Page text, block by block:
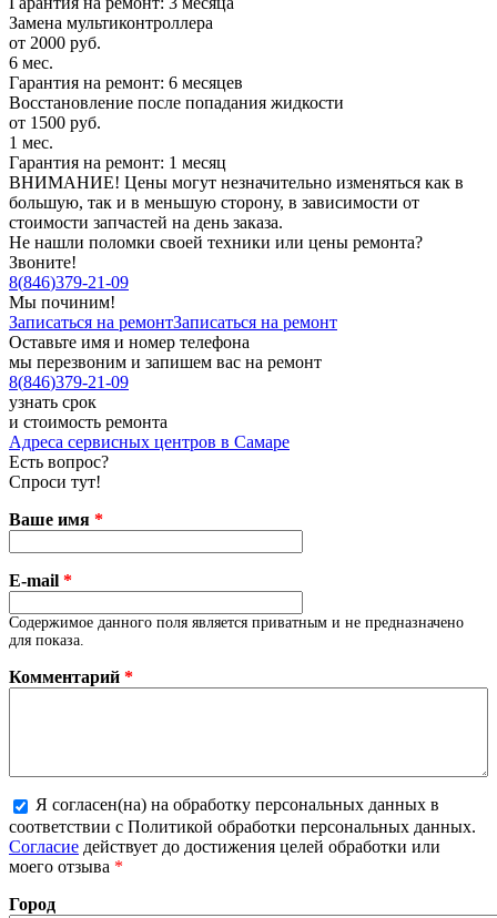
Замена мультиконтроллера
от 2000 руб.
6 мес.
Гарантия на ремонт: 6 месяцев
Восстановление после попадания жидкости
от 1500 руб.
1 мес.
Гарантия на ремонт: 1 месяц
ВНИМАНИЕ! Цены могут незначительно изменяться как в
большую, так и в меньшую сторону, в зависимости от
стоимости запчастей на день заказа.
Не нашли поломки своей техники или цены ремонта?
Звоните!
8(846)379-21-09
Мы починим!
Записаться на ремонтЗаписаться на ремонт
Оставьте имя и номер телефона
мы перезвоним и запишем вас на ремонт
8(846)379-21-09
узнать срок
и стоимость ремонта
Адреса сервисных центров в Самаре
Есть вопрос?
Спроси тут!
Ваше имя *
E-mail *
Содержимое данного поля является приватным и не предназначено
для показа.
Комментарий *
Более подробная информация о текстовых форматах
Я согласен(на) на обработку персональных данных в
соответствии с Политикой обработки персональных данных.
Согласие действует до достижения целей обработки или
моего отзыва *
Город